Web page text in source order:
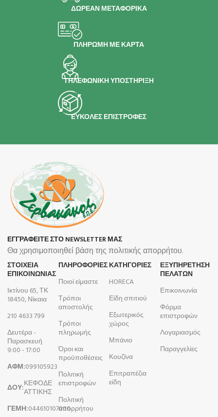
ΔΩΡΕΑΝ ΜΕΤΑΦΟΡΙΚΑ
ΠΛΗΡΩΜΗ ΜΕ ΚΑΡΤΑ
ΤΗΛΕΦΩΝΙΚΗ ΥΠΟΣΤΗΡΙΞΗ
ΕΥΚΟΛΕΣ ΕΠΙΣΤΡΟΦΕΣ
ΕΓΓΡΑΦΕΙΤΕ ΣΤΟ NEWSLETTER ΜΑΣ
Θα χρησιμοποιηθεί βάση της πολιτικής απορρήτου.
ΣΤΟΙΧΕΙΑ
ΕΠΙΚΟΙΝΩΝΙΑΣ
Ικτίνου 65, ΤΚ
18450, Νίκαια
210 4633 799
Δευτέρα -
Παρασκευή
9:00 - 17:00
ΑΦΜ:099105923
ΔΟΥ:ΚΕΦΟΔΕ
ΑΤΤΙΚΗΣ
ΓΕΜΗ:044610107000
ΠΛΗΡΟΦΟΡΊΕΣ
Ποιοί είμαστε
Τρόποι
αποστολής
Τρόποι
πληρωμής
Όροι και
προϋποθέσεις
Πολιτική
επιστροφών
Πολιτική
απορρήτου
ΚΑΤΗΓΟΡΙΕΣ
HORECA
Είδη σπιτιού
Εξωτερικός
χώρος
Μπάνιο
Κουζίνα
Επιτραπέζια
είδη
ΕΞΥΠΗΡΕΤΗΣΗ
ΠΕΛΑΤΩΝ
Επικοινωνία
Φόρμα
επιστροφών
Λογαριασμός
Παραγγελίες